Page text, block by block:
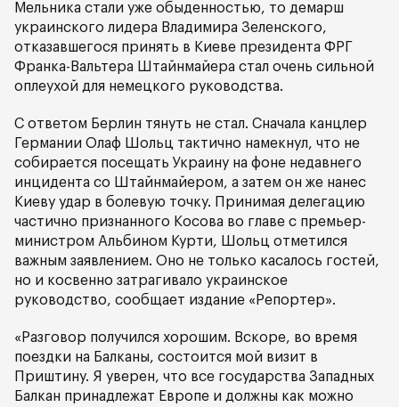
Мельника стали уже обыденностью, то демарш
украинского лидера Владимира Зеленского,
отказавшегося принять в Киеве президента ФРГ
Франка-Вальтера Штайнмайера стал очень сильной
оплеухой для немецкого руководства.
С ответом Берлин тянуть не стал. Сначала канцлер
Германии Олаф Шольц тактично намекнул, что не
собирается посещать Украину на фоне недавнего
инцидента со Штайнмайером, а затем он же нанес
Киеву удар в болевую точку. Принимая делегацию
частично признанного Косова во главе с премьер-
министром Альбином Курти, Шольц отметился
важным заявлением. Оно не только касалось гостей,
но и косвенно затрагивало украинское
руководство, сообщает издание «Репортер».
«Разговор получился хорошим. Вскоре, во время
поездки на Балканы, состоится мой визит в
Приштину. Я уверен, что все государства Западных
Балкан принадлежат Европе и должны как можно